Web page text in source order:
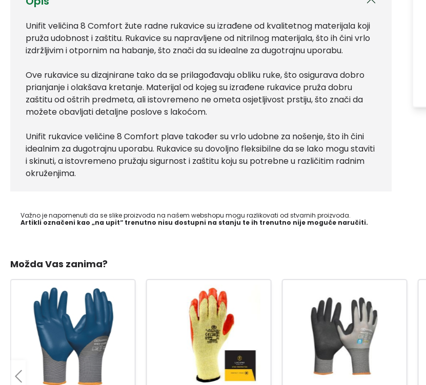
Unifit veličina 8 Comfort žute radne rukavice su izrađene od kvalitetnog materijala koji
pruža udobnost i zaštitu. Rukavice su napravljene od nitrilnog materijala, što ih čini vrlo
izdržljivim i otpornim na habanje, što znači da su idealne za dugotrajnu uporabu.
Ove rukavice su dizajnirane tako da se prilagođavaju obliku ruke, što osigurava dobro
prianjanje i olakšava kretanje. Materijal od kojeg su izrađene rukavice pruža dobru
zaštitu od oštrih predmeta, ali istovremeno ne ometa osjetljivost prstiju, što znači da
možete obavljati detaljne poslove s lakoćom.
Unifit rukavice veličine 8 Comfort plave također su vrlo udobne za nošenje, što ih čini
idealnim za dugotrajnu uporabu. Rukavice su dovoljno fleksibilne da se lako mogu staviti
i skinuti, a istovremeno pružaju sigurnost i zaštitu koju su potrebne u različitim radnim
okruženjima.
Važno je napomenuti da se slike proizvoda na našem webshopu mogu razlikovati od stvarnih proizvoda.
Artikli označeni kao „na upit“ trenutno nisu dostupni na stanju te ih trenutno nije moguće naručiti.
Možda Vas zanima?